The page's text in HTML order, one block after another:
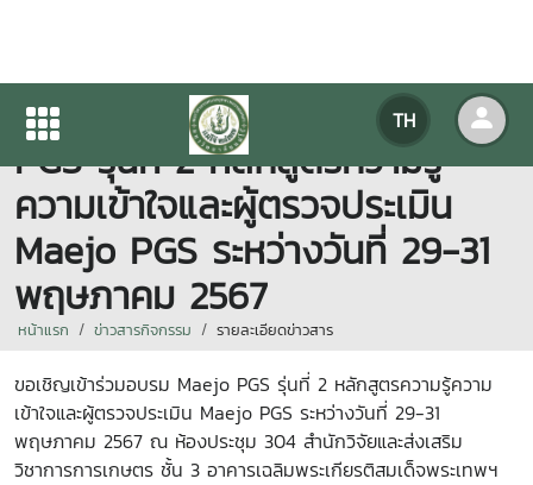
TH
ขอเชิญเข้าร่วมอบรม Maejo
PGS รุ่นที่ 2 หลักสูตรความรู้
ความเข้าใจและผู้ตรวจประเมิน
Maejo PGS ระหว่างวันที่ 29-31
พฤษภาคม 2567
หน้าแรก ข่าวสารกิจกรรม รายละเอียดข่าวสาร
ขอเชิญเข้าร่วมอบรม Maejo PGS รุ่นที่ 2 หลักสูตรความรู้ความ
เข้าใจและผู้ตรวจประเมิน Maejo PGS ระหว่างวันที่ 29-31
พฤษภาคม 2567 ณ ห้องประชุม 304 สำนักวิจัยและส่งเสริม
วิชาการการเกษตร ชั้น 3 อาคารเฉลิมพระเกียรติสมเด็จพระเทพฯ